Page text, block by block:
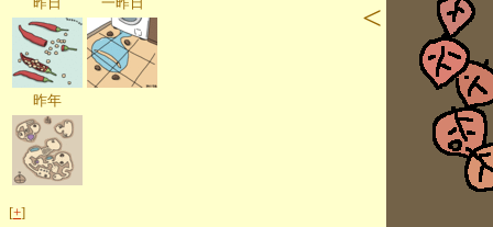
昨日 一昨日
昨年
[+]
<